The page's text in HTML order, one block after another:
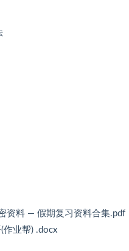
资料 — 假期复习资料合集.pdf
业帮) .docx